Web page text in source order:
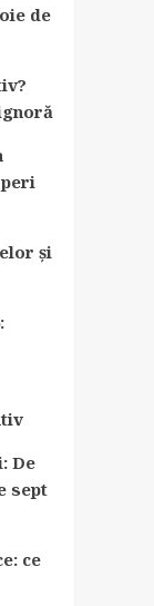
de
și
De
sept
ce